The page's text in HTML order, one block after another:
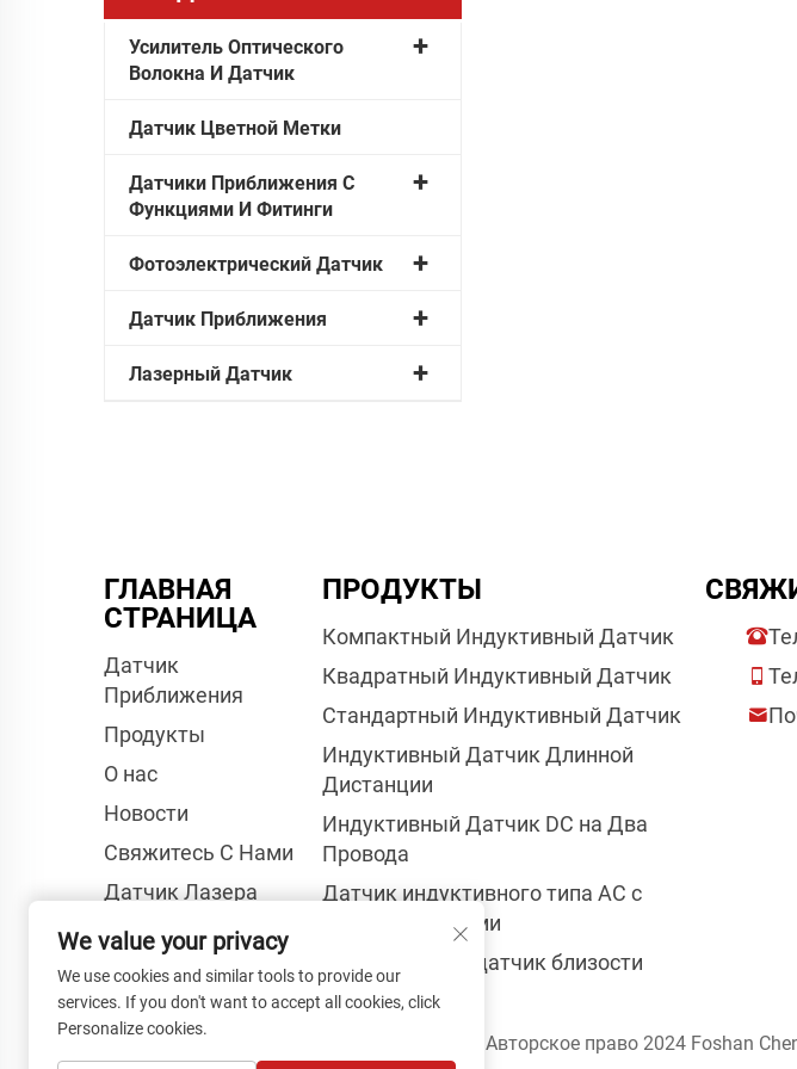
Усилитель Оптического
Волокна И Датчик
Датчик Цветной Метки
Датчики Приближения С
Функциями И Фитинги
Фотоэлектрический Датчик
Датчик Приближения
Лазерный Датчик
ГЛАВНАЯ
СТРАНИЦА
Датчик
Приближения
Продукты
О нас
Новости
Свяжитесь С Нами
Датчик Лазера
ПРОДУКТЫ
Компактный Индуктивный Датчик
Квадратный Индуктивный Датчик
Стандартный Индуктивный Датчик
Индуктивный Датчик Длинной
Дистанции
Индуктивный Датчик DC на Два
Провода
Датчик индуктивного типа AC с
двумя проводами
Капacитивный датчик близости
Авторское право © Авторское право 2024 Foshan
We value your privacy
We use cookies and similar tools to provide our
services. If you don't want to accept all cookies, click
Personalize cookies.